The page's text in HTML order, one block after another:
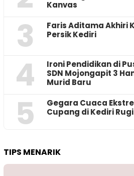
Kanvas
3
Faris Aditama Akhiri
Persik Kediri
4
Ironi Pendidikan di
SDN Mojongapit 3
Murid Baru
5
‎Gegara Cuaca
Cupang di Kediri
TIPS MENARIK